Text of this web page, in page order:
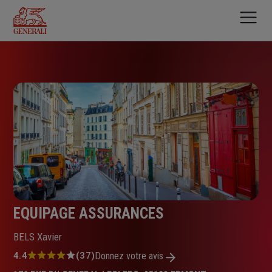
contenu
principal
EQUIPAGE ASSURANCES
BELS Xavier
Note
4.4 (37)Donnez votre avis